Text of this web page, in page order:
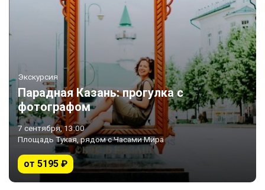
Экскурсия
Парадная Казань: прогулка с
фотографом
7 сентября, 13:00
Площадь Тукая, рядом с Часами Мира
от 5195 ₽